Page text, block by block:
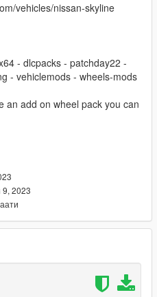
vehicles/nissan-skyline
- dlcpacks - patchday22 -
- vehiclemods - wheels-mods
an add on wheel pack you can
9, 2023